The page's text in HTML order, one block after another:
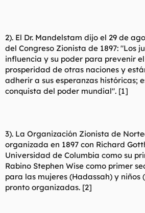
2). El Dr. Mandelstam dijo el 29 de
del Congreso Zionista de 1897: "Los
influencia y su poder para prevenir
prosperidad de otras naciones y
adherir a sus esperanzas históricas;
conquista del poder mundial". [1]
3). La Organización Zionista de
organizada en 1897 con Richard
Universidad de Columbia como su
Rabino Stephen Wise como primer
para las mujeres (Hadassah) y niños
pronto organizadas. [2]